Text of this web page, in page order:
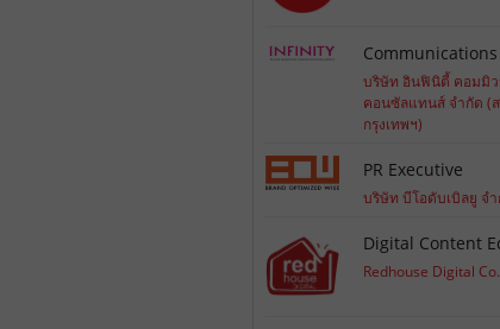
บริษัท อินฟินิตี้ คอมมิ
คอนซัลแทนส์ จำกัด (
กรุงเทพฯ)
PR Executive
บริษัท บีโอดับเบิลยู จ
Digital Content
Redhouse Digital